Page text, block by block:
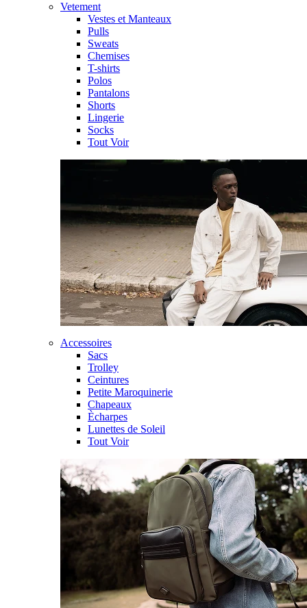
Vetement
Vestes et Manteaux
Pulls
Sweats
Chemises
T-shirts
Polos
Pantalons
Shorts
Lingerie
Socks
Tout Voir
Accessoires
Sacs
Trolley
Ceintures
Petite Maroquinerie
Chapeaux
Ècharpes
Lunettes de Soleil
Tout Voir